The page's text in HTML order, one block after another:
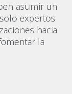
asumir un
expertos
hacia
la